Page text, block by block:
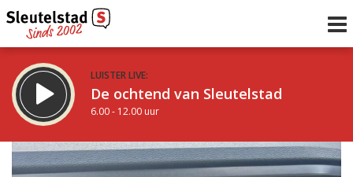
LUISTER LIVE:
De ochtend van Sleutelstad
6.00 - 12.00 uur
STRAKS:
De middag van Sleutelstad